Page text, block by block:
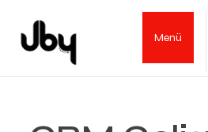
Menü